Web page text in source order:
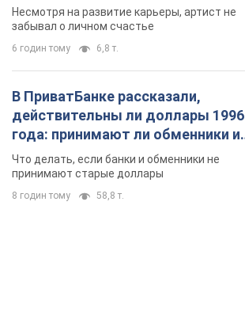
Несмотря на развитие карьеры, артист не
забывал о личном счастье
6 годин тому 6,8 т.
В ПриватБанке рассказали,
действительны ли доллары 1996
года: принимают ли обменники и
банки такие купюры
Что делать, если банки и обменники не
принимают старые доллары
8 годин тому 58,8 т.